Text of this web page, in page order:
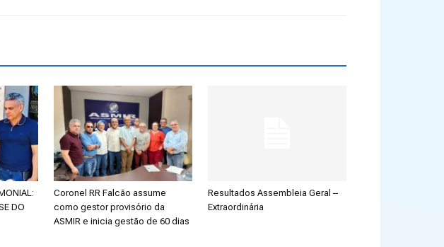
DO
Coronel RR Falcão assume
como gestor provisório da
ASMIR e inicia gestão de 60 dias
Resultados Assembleia Geral –
Extraordinária